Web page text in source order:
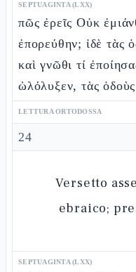
SEPTUAGINTA (LXX)
πῶς ἐρεῖς Οὐκ
ἐπορεύθην; ἰδὲ τὰς
καὶ γνῶθι τί
ὠλόλυξεν, τὰς
LETTURA ORTODOSSA
24
[Versetto
ebraico;
SEPTUAGINTA (LXX)